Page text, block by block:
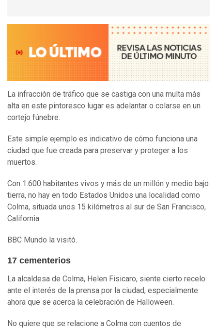
La infracción de tráfico que se castiga con una multa más
alta en este pintoresco lugar es adelantar o colarse en un
cortejo fúnebre.
Este simple ejemplo es indicativo de cómo funciona una
ciudad que fue creada para preservar y proteger a los
muertos.
Con 1.600 habitantes vivos y más de un millón y medio bajo
tierra, no hay en todo Estados Unidos una localidad como
Colma, situada unos 15 kilómetros al sur de San Francisco,
California.
BBC Mundo la visitó.
17 cementerios
La alcaldesa de Colma, Helen Fisicaro, siente cierto recelo
ante el interés de la prensa por la ciudad, especialmente
ahora que se acerca la celebración de Halloween.
No quiere que se relacione a Colma con cuentos de